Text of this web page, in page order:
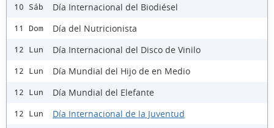
10 Sáb Día Internacional del Biodiésel
11 Dom Día del Nutricionista
12 Lun Día Internacional del Disco de Vinilo
12 Lun Día Mundial del Hijo de en Medio
12 Lun Día Mundial del Elefante
12 Lun Día Internacional de la Juventud